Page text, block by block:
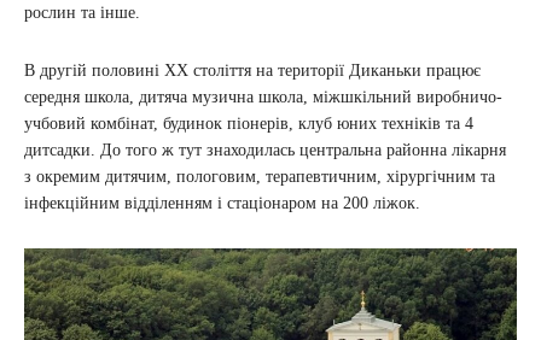
рослин та інше.
В другій половині ХХ століття на території Диканьки працює
середня школа, дитяча музична школа, міжшкільний виробничо-
учбовий комбінат, будинок піонерів, клуб юних техніків та 4
дитсадки. До того ж тут знаходилась центральна районна лікарня
з окремим дитячим, пологовим, терапевтичним, хірургічним та
інфекційним відділенням і стаціонаром на 200 ліжок.